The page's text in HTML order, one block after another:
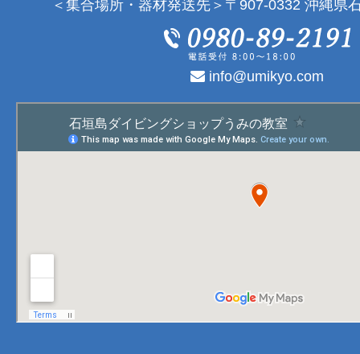
＜集合場所・器材発送先＞〒907-0332 沖縄県
info@umikyo.com